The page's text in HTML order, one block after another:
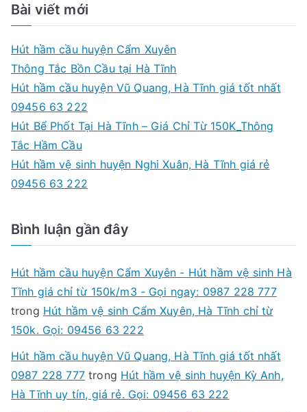
222
Bài viết mới
Hút hầm cầu huyện Cẩm Xuyên
Thông Tắc Bồn Cầu tại Hà Tĩnh
Hút hầm cầu huyện Vũ Quang, Hà Tĩnh giá tốt nhất
09456 63 222
Hút Bể Phốt Tại Hà Tĩnh – Giá Chỉ Từ 150K_Thông
Tắc Hầm Cầu
Hút hầm vệ sinh huyện Nghi Xuân, Hà Tĩnh giá rẻ
09456 63 222
Bình luận gần đây
Hút hầm cầu huyện Cẩm Xuyên - Hút hầm vệ sinh Hà
Tĩnh giá chỉ từ 150k/m3 - Gọi ngay: 0987 228 777
trong Hút hầm vệ sinh Cẩm Xuyên, Hà Tĩnh chỉ từ
150k. Gọi: 09456 63 222
Hút hầm cầu huyện Vũ Quang, Hà Tĩnh giá tốt nhất
0987 228 777trong Hút hầm vệ sinh huyện Kỳ Anh,
Hà Tĩnh uy tín, giá rẻ. Gọi: 09456 63 222